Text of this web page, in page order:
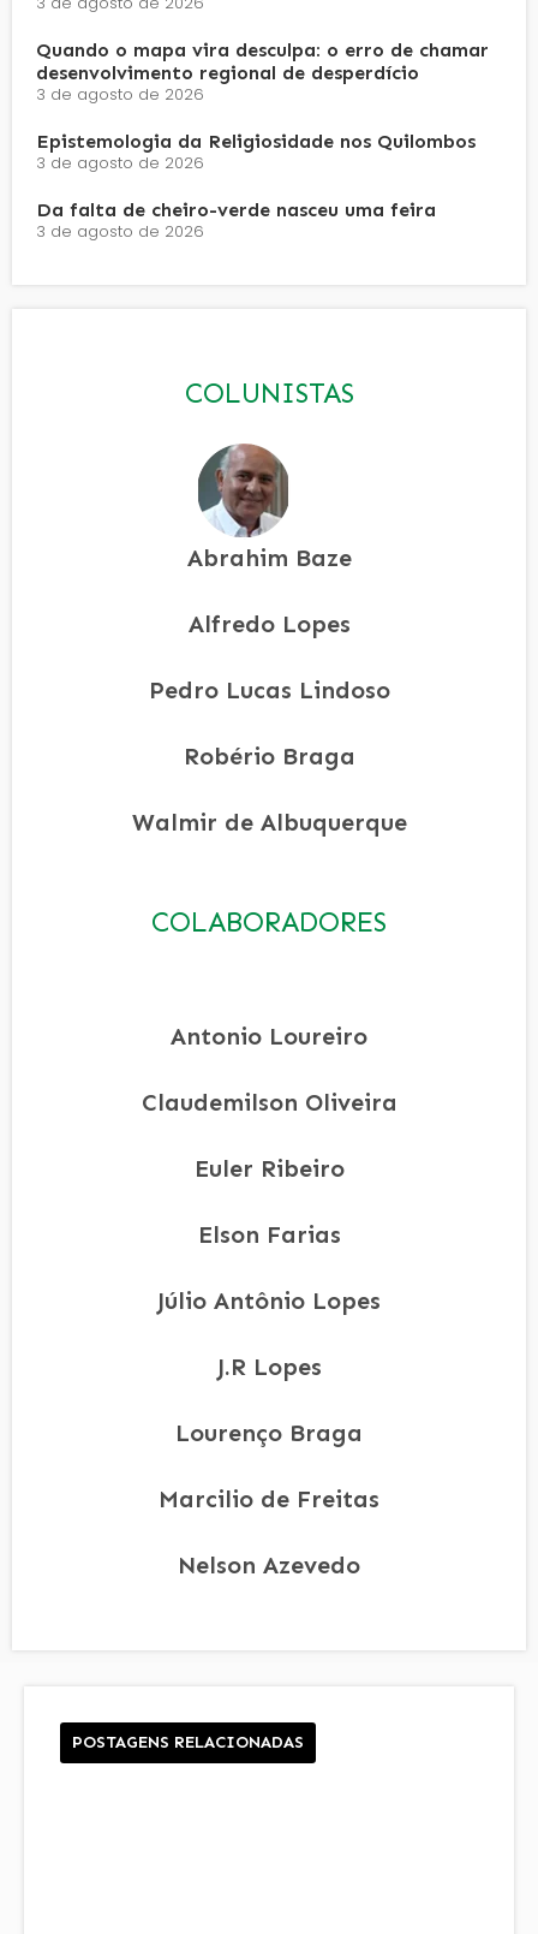
Quando o mapa vira desculpa: o erro de chamar
desenvolvimento regional de desperdício
3 de agosto de 2026
Epistemologia da Religiosidade nos Quilombos
3 de agosto de 2026
Da falta de cheiro-verde nasceu uma feira
3 de agosto de 2026
COLUNISTAS
Abrahim Baze
Alfredo Lopes
Pedro Lucas Lindoso
Robério Braga
Walmir de Albuquerque
COLABORADORES
Antonio Loureiro
Claudemilson Oliveira
Euler Ribeiro
Elson Farias
Júlio Antônio Lopes
J.R Lopes
Lourenço Braga
Marcilio de Freitas
Nelson Azevedo
POSTAGENS RELACIONADAS